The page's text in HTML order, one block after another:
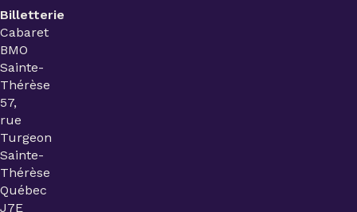
Billetterie
Cabaret
BMO
Sainte-
Thérèse
57,
rue
Turgeon
Sainte-
Thérèse
Québec
J7E